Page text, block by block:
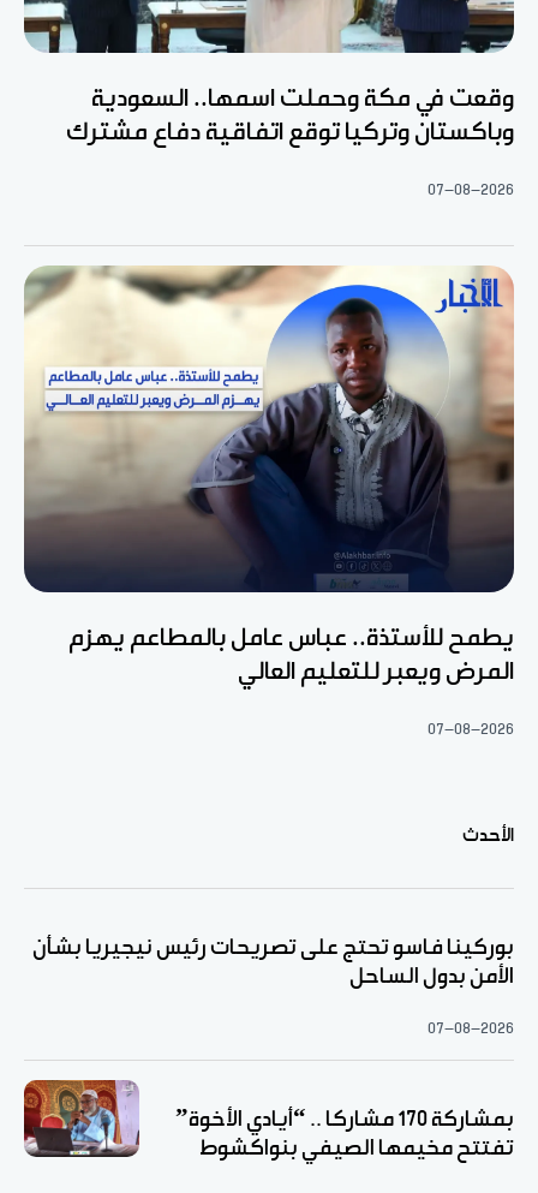
وقعت في مكة وحملت اسمها.. السعودية
وباكستان وتركيا توقع اتفاقية دفاع مشترك
07-08-2026
يطمح للأستذة.. عباس عامل بالمطاعم يهزم
المرض ويعبر للتعليم العالي
07-08-2026
الأحدث
بوركينا فاسو تحتج على تصريحات رئيس نيجيريا بشأن
الأمن بدول الساحل
07-08-2026
بمشاركة 170 مشاركا .. “أيادي الأخوة”
تفتتح مخيمها الصيفي بنواكشوط